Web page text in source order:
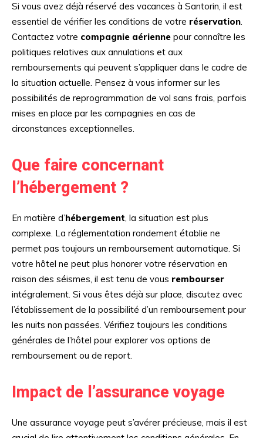
Si vous avez déjà réservé des vacances à Santorin, il est
essentiel de vérifier les conditions de votre réservation.
Contactez votre compagnie aérienne pour connaître les
politiques relatives aux annulations et aux
remboursements qui peuvent s’appliquer dans le cadre de
la situation actuelle. Pensez à vous informer sur les
possibilités de reprogrammation de vol sans frais, parfois
mises en place par les compagnies en cas de
circonstances exceptionnelles.
Que faire concernant
l’hébergement ?
En matière d’hébergement, la situation est plus
complexe. La réglementation rondement établie ne
permet pas toujours un remboursement automatique. Si
votre hôtel ne peut plus honorer votre réservation en
raison des séismes, il est tenu de vous rembourser
intégralement. Si vous êtes déjà sur place, discutez avec
l’établissement de la possibilité d’un remboursement pour
les nuits non passées. Vérifiez toujours les conditions
générales de l’hôtel pour explorer vos options de
remboursement ou de report.
Impact de l’assurance voyage
Une assurance voyage peut s’avérer précieuse, mais il est